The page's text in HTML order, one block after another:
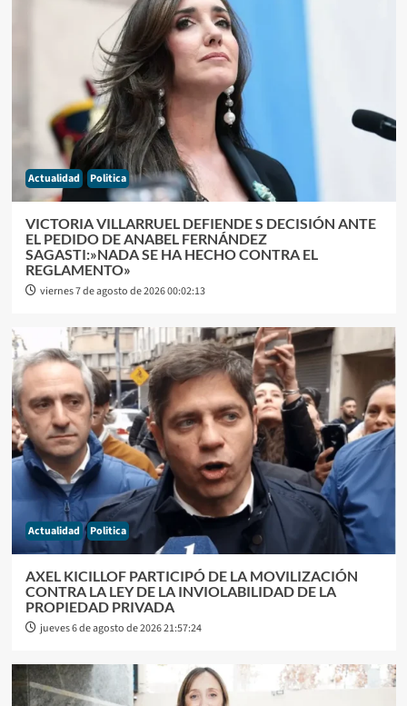
Actualidad Politica
VICTORIA VILLARRUEL DEFIENDE S DECISIÓN ANTE
EL PEDIDO DE ANABEL FERNÁNDEZ
SAGASTI:»NADA SE HA HECHO CONTRA EL
REGLAMENTO»
viernes 7 de agosto de 2026 00:02:13
Actualidad Politica
AXEL KICILLOF PARTICIPÓ DE LA MOVILIZACIÓN
CONTRA LA LEY DE LA INVIOLABILIDAD DE LA
PROPIEDAD PRIVADA
jueves 6 de agosto de 2026 21:57:24